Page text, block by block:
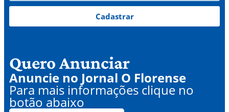
Cadastrar
Quero Anunciar
Anuncie no Jornal O Florense
Para mais informações clique no
botão abaixo